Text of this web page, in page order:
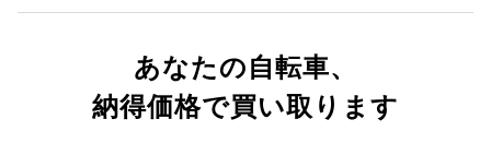
あなたの自転車、
納得価格で買い取ります